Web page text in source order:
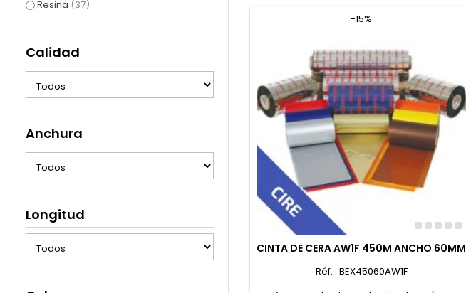
Resina (37)
Calidad
Anchura
Longitud
-15%
CINTA DE CERA AW1F 450M ANCHO 60MM
Réf. : BEX45060AW1F